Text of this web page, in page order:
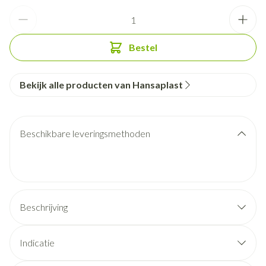
Bestel
Bekijk alle producten van Hansaplast
Beschikbare leveringsmethoden
Beschrijving
Indicatie